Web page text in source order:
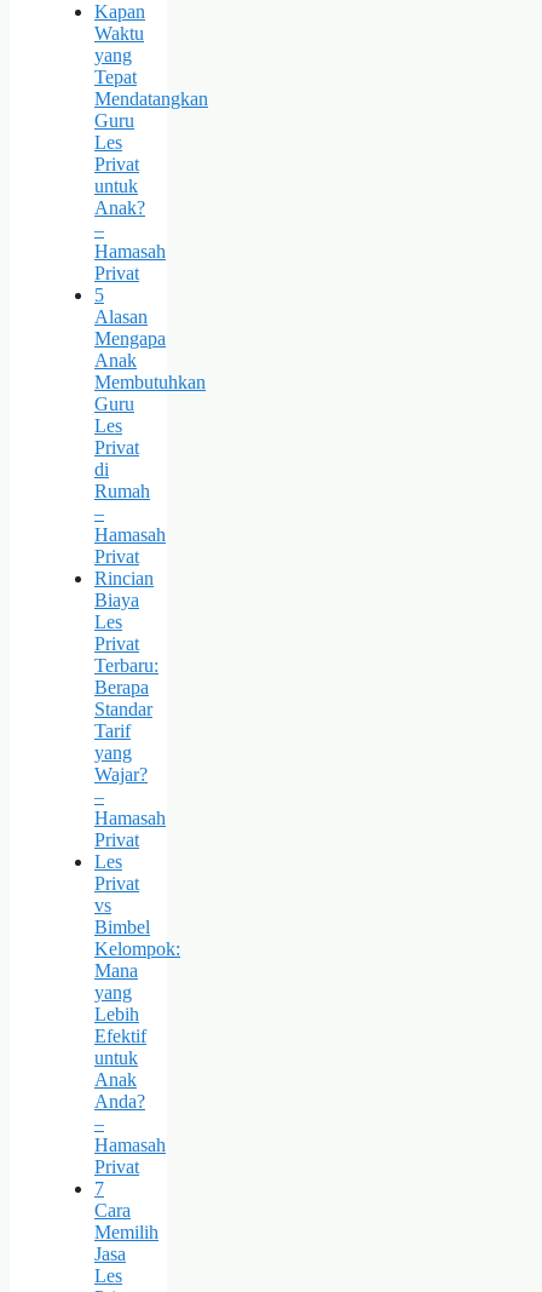
Kapan
Waktu
yang
Tepat
Mendatangkan
Guru
Les
Privat
untuk
Anak?
–
Hamasah
Privat
5
Alasan
Mengapa
Anak
Membutuhkan
Guru
Les
Privat
di
Rumah
–
Hamasah
Privat
Rincian
Biaya
Les
Privat
Terbaru:
Berapa
Standar
Tarif
yang
Wajar?
–
Hamasah
Privat
Les
Privat
vs
Bimbel
Kelompok:
Mana
yang
Lebih
Efektif
untuk
Anak
Anda?
–
Hamasah
Privat
7
Cara
Memilih
Jasa
Les